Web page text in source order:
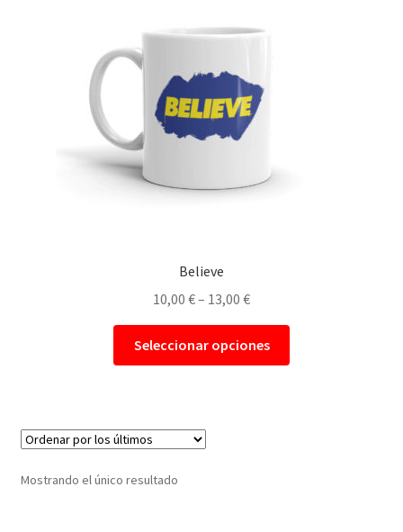
Política de Cookies
Política de privacidad
Believe
10,00 €– 13,00 €
Seleccionar opciones
Mostrando el único resultado